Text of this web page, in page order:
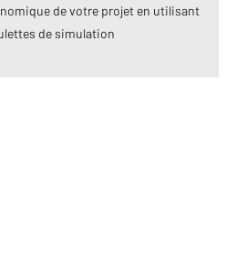
de votre projet en utilisant
de simulation